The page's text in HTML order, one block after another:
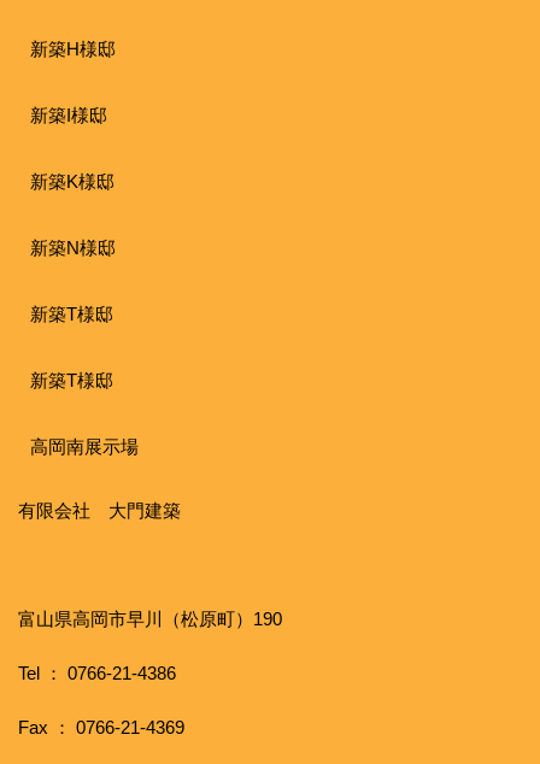
新築H様邸
新築I様邸
新築K様邸
新築N様邸
新築T様邸
新築T様邸
高岡南展示場
有限会社 大門建築
富山県高岡市早川（松原町）190
Tel ： 0766-21-4386
Fax ： 0766-21-4369